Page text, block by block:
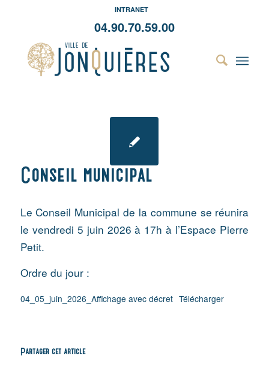
INTRANET
04.90.70.59.00
Conseil municipal
Le Conseil Municipal de la commune se réunira
le vendredi 5 juin 2026 à 17h à l’Espace Pierre
Petit.
Ordre du jour :
04_05_juin_2026_Affichage avec décret Télécharger
Partager cet article